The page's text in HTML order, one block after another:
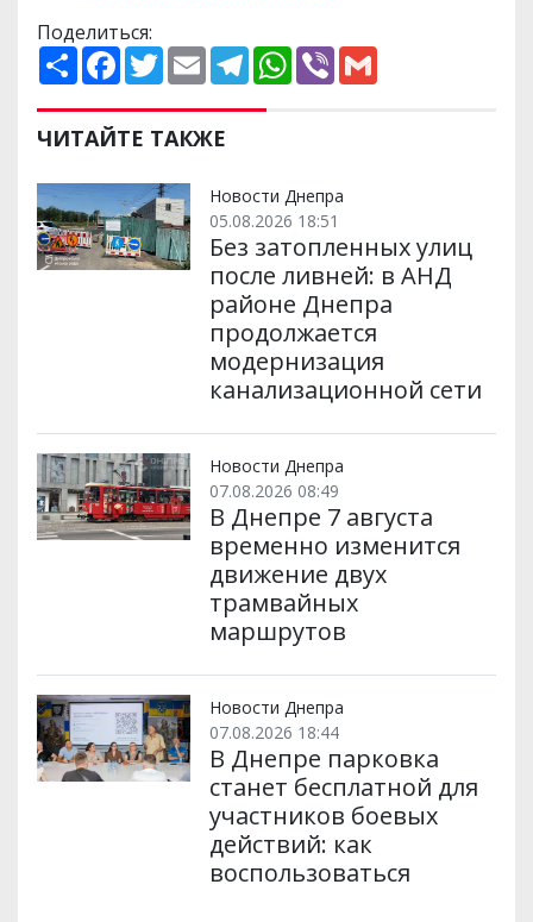
Поделиться:
П
о
и
р
и
и
F
a
e
b
o
k
T
w
t
t
e
E
m
i
l
T
e
e
m
W
h
p
V
ЧИТАЙТЕ ТАКЖЕ
Новости Днепра
05.08.2026 18:51
Без затопленных улиц
после ливней: в АНД
районе Днепра
продолжается
модернизация
канализационной сети
Новости Днепра
07.08.2026 08:49
В Днепре 7 августа
временно изменится
движение двух
трамвайных
маршрутов
Новости Днепра
07.08.2026 18:44
В Днепре парковка
станет бесплатной для
участников боевых
действий: как
воспользоваться